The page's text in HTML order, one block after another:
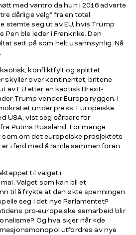
med vantro da hun i 2016 advarte
dårlige valg" fra en total
stemte seg ut av EU, hvis Trump
Pen ble leder i Frankrike. Den
sett på som helt usannsynlig. Nå
konfliktfylt og splittet.
skyller over kontinentet, britene
av EU etter en kaotisk Brexit-
Trump vender Europa ryggen. I
under press. Europeiske
USA, vist seg sårbare for
Putins Russland. For mange
om det europeiske prosjektets
i ferd med å ramle sammen foran
til valget i
Valget som kan bli et
til å frykte at den økte spenningen
seg i det nye Parlamentet?
pro-europeiske samarbeid blir
Og hva skjer når «de
utfordres av nye